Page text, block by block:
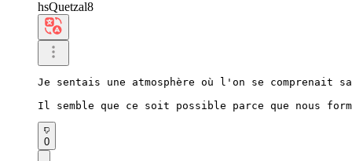
hsQuetzal8
Je sentais une atmosphère où l'on se comprenait
Il semble que ce soit possible parce que nous
0